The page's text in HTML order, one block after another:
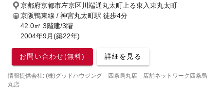
京都府京都市左京区川端通丸太町上る東入東丸太町
京阪鴨東線 / 神宮丸太町駅 徒歩4分
42.0㎡ 3階建/3階
2004年9月(築22年)
お問い合わせ(無料) 詳細を見る
情報提供会社: (株)グッドハウジング 四条烏丸店 店舗ネットワーク四条烏
丸店